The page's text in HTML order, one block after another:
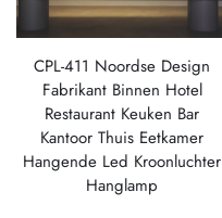
CPL-411 Noordse Design
Fabrikant Binnen Hotel
Restaurant Keuken Bar
Kantoor Thuis Eetkamer
Hangende Led Kroonluchter
Hanglamp